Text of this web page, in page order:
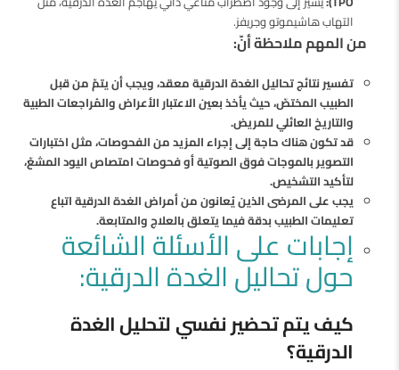
التهاب هاشيموتو وجريفز.
من المهم ملاحظة أنّ:
تفسير نتائج تحاليل الغدة الدرقية معقد، ويجب أن يتمّ من قبل
الطبيب المختصّ، حيث يأخذ بعين الاعتبار الأعراض والمُراجعات الطبية
والتاريخ العائلي للمريض.
قد تكون هناك حاجة إلى إجراء المزيد من الفحوصات، مثل اختبارات
التصوير بالموجات فوق الصوتية أو فحوصات امتصاص اليود المشعّ،
لتأكيد التشخيص.
يجب على المرضى الذين يُعانون من أمراض الغدة الدرقية اتباع
تعليمات الطبيب بدقة فيما يتعلق بالعلاج والمتابعة.
إجابات على الأسئلة الشائعة
حول تحاليل الغدة الدرقية:
كيف يتم تحضير نفسي لتحليل الغدة
الدرقية؟